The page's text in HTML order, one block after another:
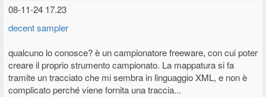
08-11-24 17.23
decent sampler
qualcuno lo conosce? è un campionatore freeware, con cui poter
creare il proprio strumento campionato. La mappatura si fa
tramite un tracciato che mi sembra in linguaggio XML, e non è
complicato perché viene fornita una traccia...